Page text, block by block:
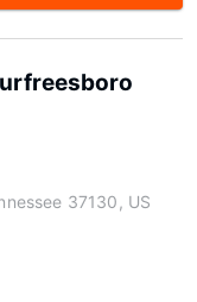
37130, US